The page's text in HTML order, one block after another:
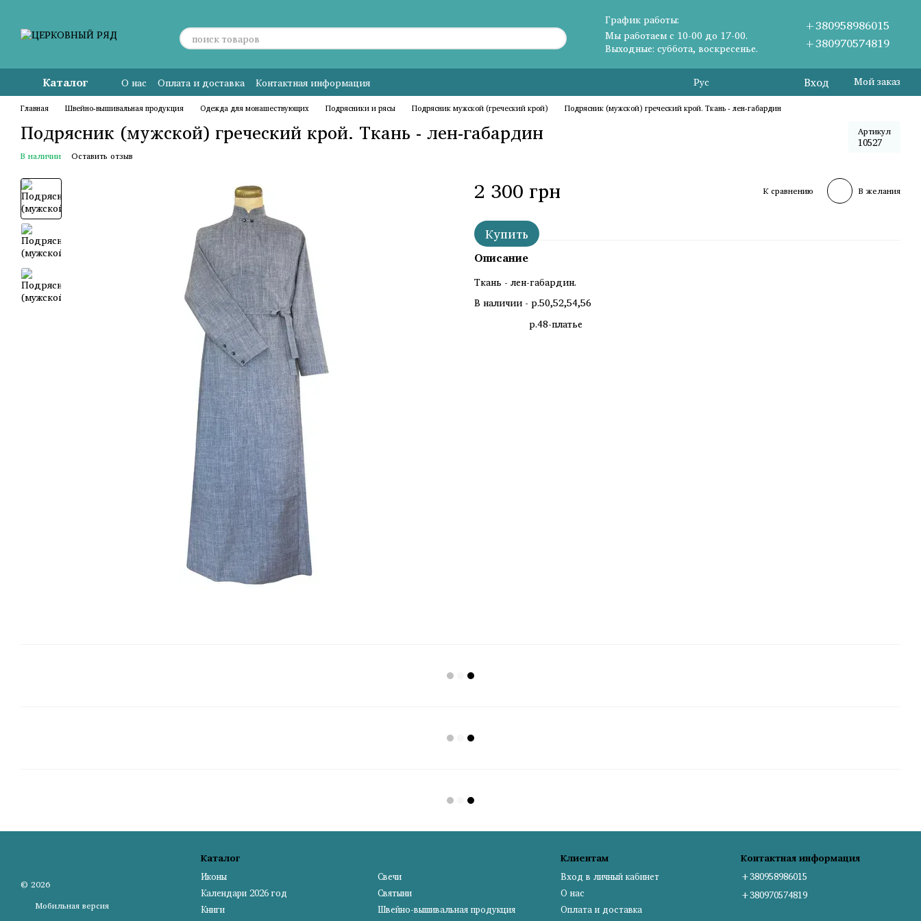
График работы:
Мы работаем с 10-00 до 17-00.
Выходные: суббота, воскресенье.
+380958986015
+380970574819
Каталог О нас Оплата и доставка Контактная информация Рус Вход Мой заказ
Главная Швейно-вышивальная продукция Одежда для монашествующих Подрясники и рясы Подрясник мужской (греческий крой) Подрясник (мужской) греческий крой. Ткань - лен-габардин
Подрясник (мужской) греческий крой. Ткань - лен-габардин Артикул
10527
В наличии Оставить отзыв
2 300 грн К сравнению В желания
Купить
Описание
Ткань - лен-габардин.
В наличии - р.50,52,54,56
р.48-платье
© 2026
Мобильная версия
Каталог
Иконы
Календари 2026 год
Книги
Свечи
Святыни
Швейно-вышивальная продукция
Клиентам
Вход в личный кабинет
О нас
Оплата и доставка
Контактная информация
+380958986015
+380970574819